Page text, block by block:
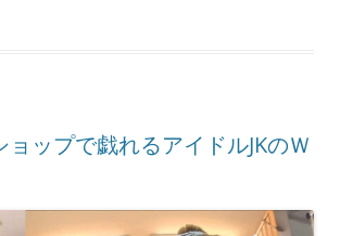
ップで戯れるアイドルJKのＷ